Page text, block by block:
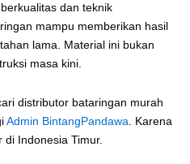
dan teknik
mampu memberikan hasil
lama. Material ini bukan
masa kini.
distributor bataringan murah
Admin BintangPandawa . Karena
Indonesia Timur.